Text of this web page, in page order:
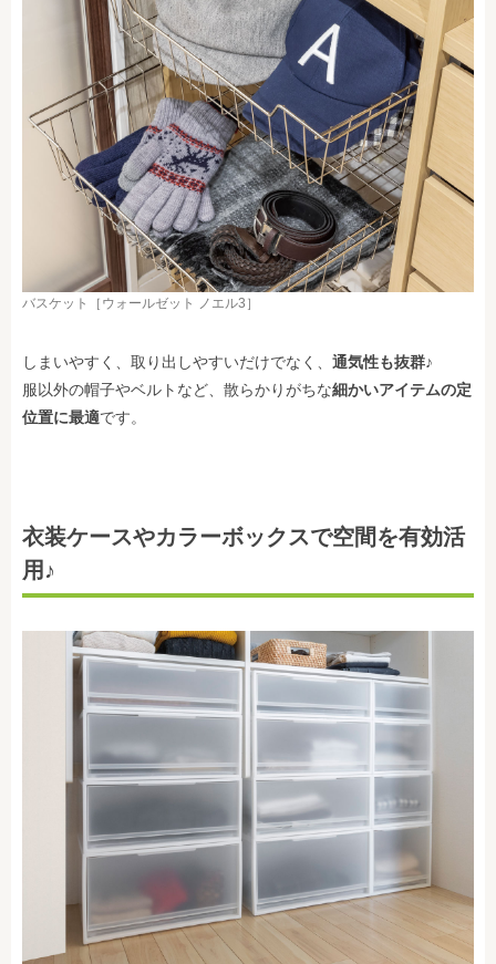
バスケット［ウォールゼット ノエル3］
しまいやすく、取り出しやすいだけでなく、 通気性も抜群♪
服以外の帽子やベルトなど、散らかりがちな細かいアイテムの定
位置に最適です。
衣装ケースやカラーボックスで空間を有効活
用♪